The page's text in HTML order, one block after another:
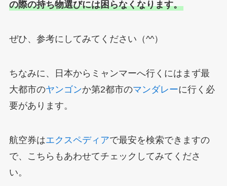
の際の持ち物選びには困らなくなります。
ぜひ、参考にしてみてください（^^）
ちなみに、日本からミャンマーへ行くにはまず最
大都市のヤンゴンか第2都市のマンダレーに行く必
要があります。
航空券はエクスペディアで最安を検索できますの
で、こちらもあわせてチェックしてみてくださ
い。